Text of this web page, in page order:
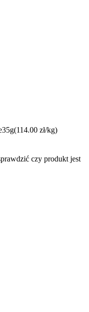
35g(114.00 zł/kg)
czy produkt jest